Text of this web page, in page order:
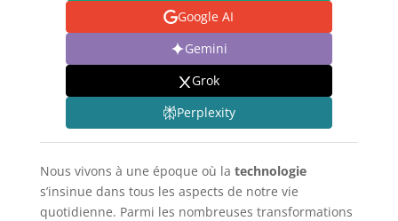
Google AI
Gemini
Grok
Perplexity
Nous vivons à une époque où la technologie
s’insinue dans tous les aspects de notre vie
quotidienne. Parmi les nombreuses transformations